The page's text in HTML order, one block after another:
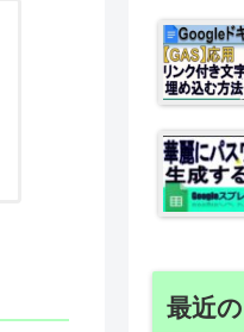
最近